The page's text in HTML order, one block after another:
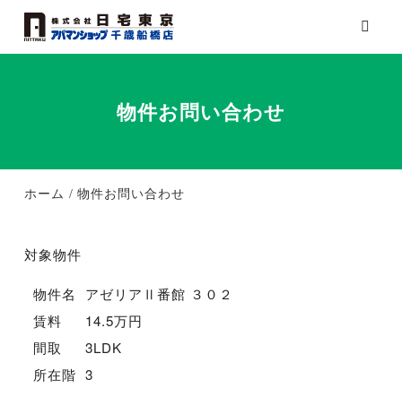
物件お問い合わせ
ホーム 物件お問い合わせ
対象物件
物件名
アゼリアⅡ番館 ３０２
賃料
14.5万円
間取
3LDK
所在階 3